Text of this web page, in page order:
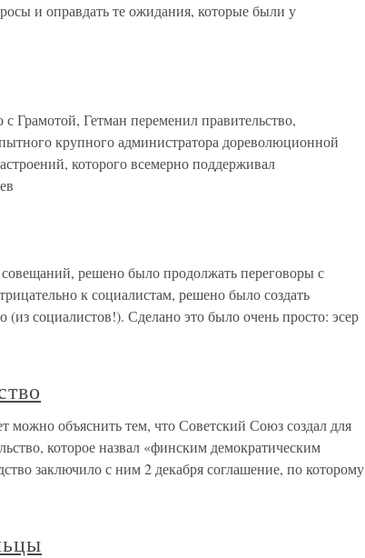
и оправдать те ожидания, которые были у
Грамотой, Гетман переменил правительство,
крупного администратора дореволюционной
которого всемерно поддерживал
решено было продолжать переговоры с
к социалистам, решено было создать
(из социалистов!). Сделано это было очень просто: эсер
можно объяснить тем, что Советский Союз создал для
которое назвал «финским демократическим
заключило с ним 2 декабря соглашение, по которому